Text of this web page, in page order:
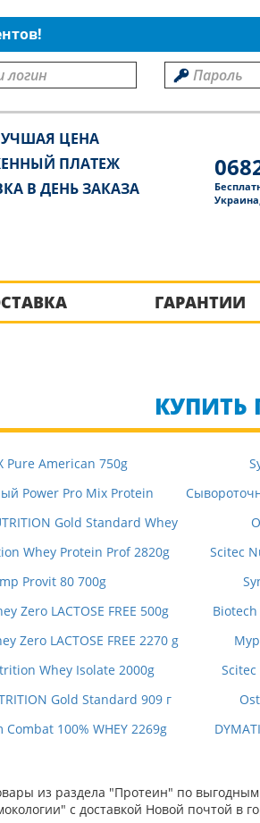
ЦЕНА
ПЛАТЕЖ
В ДЕНЬ ЗАКАЗА
ГАРАНТИИ
КУПИТЬ
Pure American 750g
Power Pro Mix Protein
Gold Standard Whey
Whey Protein Prof 2820g
Scitec
Provit 80 700g
Zero LACTOSE FREE 500g
Zero LACTOSE FREE 2270 g
Whey Isolate 2000g
Gold Standard 909 г
100% WHEY 2269g
из раздела "Протеин" по
с доставкой Новой почтой в